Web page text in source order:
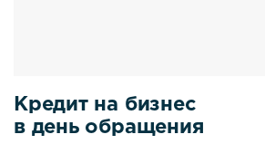
Кредит на бизнес
в день обращения